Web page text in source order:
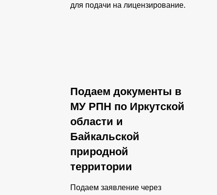
для подачи на лицензирование.
Подаем документы в
МУ РПН по Иркутской
области и
Байкальской
природной
территории
Подаем заявление через